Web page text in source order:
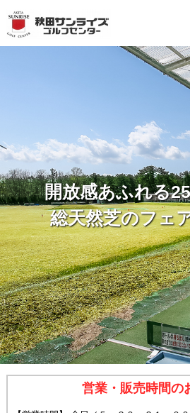
開放感あふれる
総天然芝のフェ
営業・販売時間の